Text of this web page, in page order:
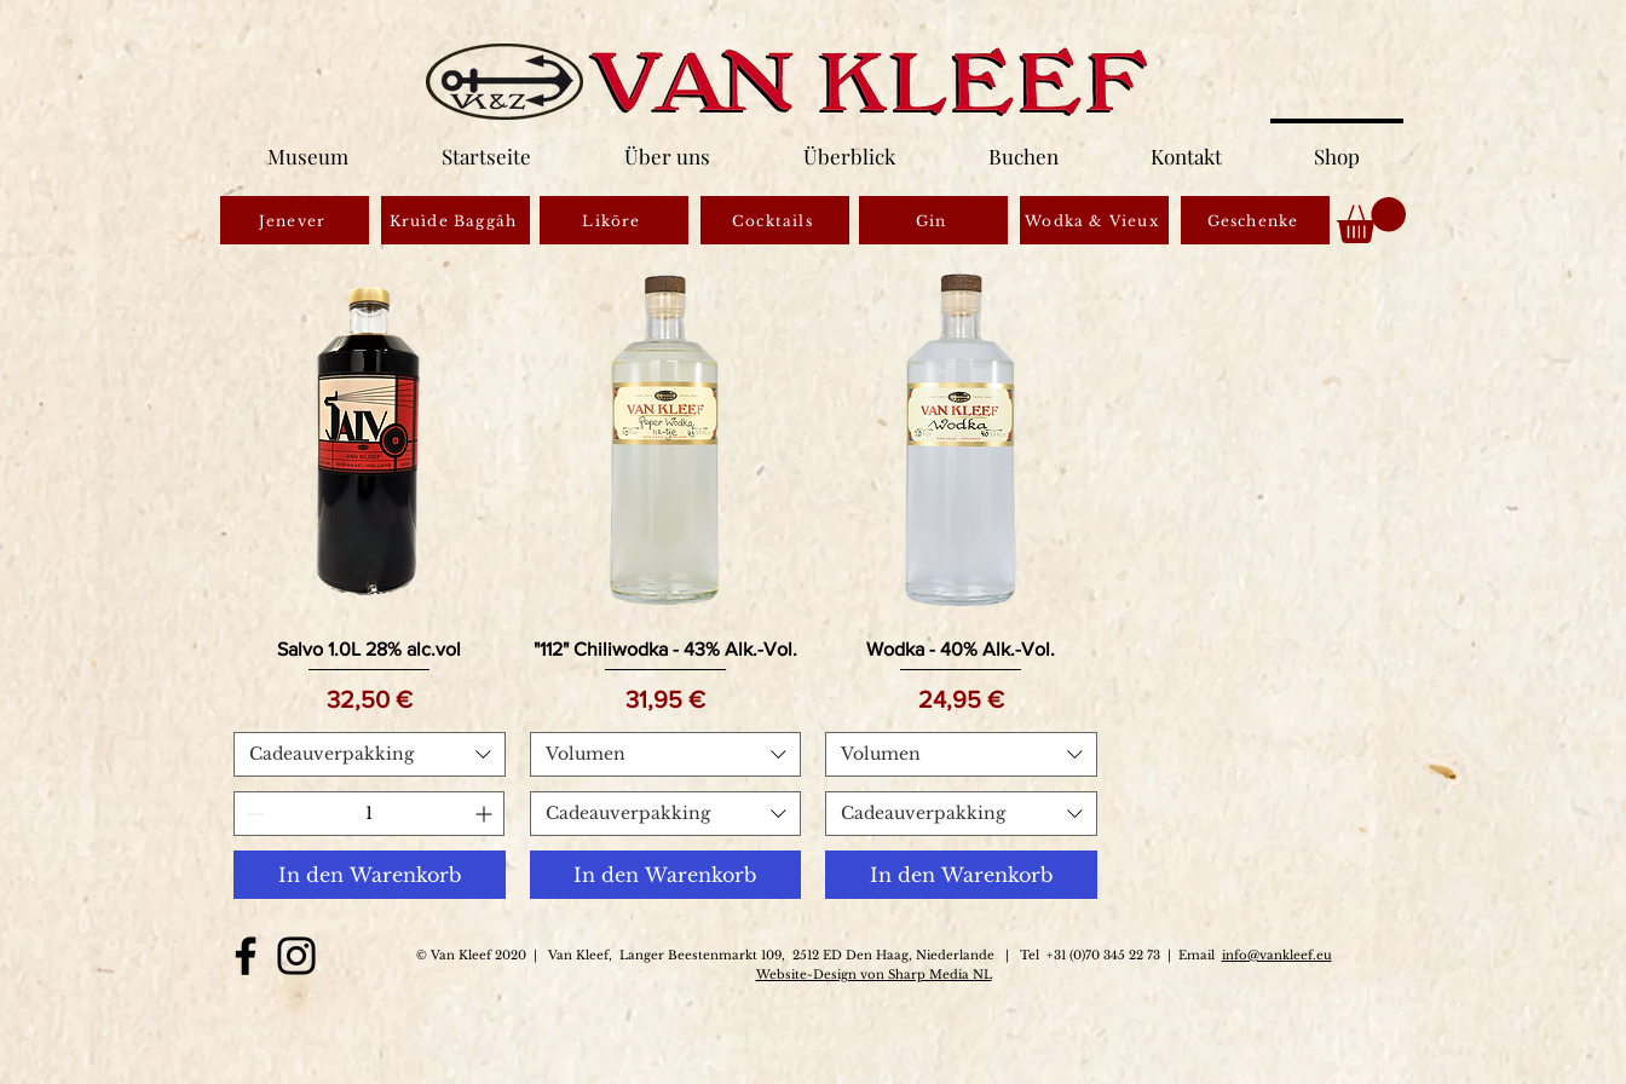
Museum Startseite Über uns Überblick Buchen Kontakt Shop
Jenever Kruìde Baggâh Liköre Cocktails Gin Wodka & Vieux Geschenke
Salvo 1.0L 28% alc.vol
Preis
32,50 €
Cadeauverpakking
In den Warenkorb
"112" Chiliwodka - 43% Alk.-Vol.
Preis
31,95 €
Volumen
Cadeauverpakking
In den Warenkorb
Wodka - 40% Alk.-Vol.
Preis
24,95 €
Volumen
Cadeauverpakking
In den Warenkorb
© Van Kleef 2020 Van Kleef, Langer Beestenmarkt 109, 2512 ED Den Haag, Niederlande Tel +31 (0)70 345 22 73 Email info@vankleef.eu
Website-Design von Sharp Media NL